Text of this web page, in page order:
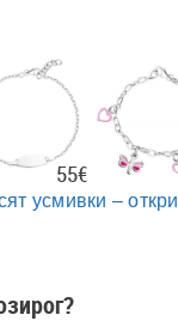
55€
усмивки –